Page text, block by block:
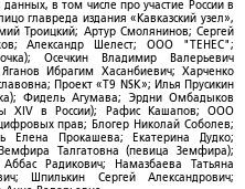
в том числе про участие России в
главреда издания «Кавказский узел»,
Троицкий; Артур Смолянинов; Сергей
Александр Шелест; ООО "ТЕНЕС";
Осечкин Владимир Валерьевич
Ибрагим Хасанбиевич; Харченко
Проект «T9 NSK»; Илья Прусикин
Фидель Агумава; Эрдни Омбадыков
XIV в России); Рафис Кашапов; ООО
прав; Блогер Николай Соболев;
Елена Прокашева; Екатерина Дудко;
Талгатовна (певица Земфира);
Радикович; Намазбаева Татьяна
Шпилькин Сергей Александрович;